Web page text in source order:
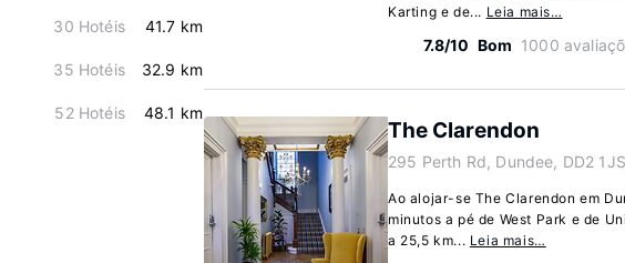
30 Hotéis 41.7 km
35 Hotéis 32.9 km
52 Hotéis 48.1 km
Karting e de... Leia mais…
7.8/10 Bom 1000
The Clarendon
295 Perth Rd, Dundee, DD2
Ao alojar-se The Clarendon em
minutos a pé de West Park e de
a 25,5 km... Leia mais…